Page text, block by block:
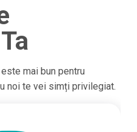
mai bun pentru
noi te vei simți privilegiat.